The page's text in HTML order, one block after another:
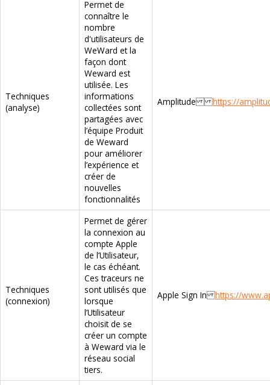
Techniques
(analyse)
Permet de
connaître le
nombre
d'utilisateurs de
WeWard et la
façon dont
Weward est
utilisée. Les
informations
collectées sont
partagées avec
l’équipe Produit
de Weward
pour améliorer
l’expérience et
créer de
nouvelles
fonctionnalités
Amplitudehttps://
Techniques
(connexion)
Permet de gérer
la connexion au
compte Apple
de l’Utilisateur,
le cas échéant.
Ces traceurs ne
sont utilisés que
lorsque
l’Utilisateur
choisit de se
créer un compte
à Weward via le
réseau social
tiers.
Apple Sign Inhttps://